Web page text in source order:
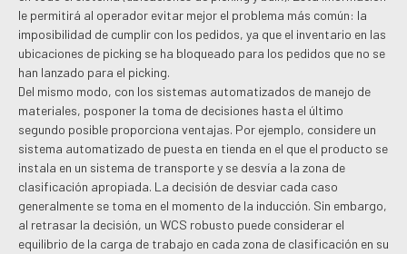
le permitirá al operador evitar mejor el problema más común: la
imposibilidad de cumplir con los pedidos, ya que el inventario en las
ubicaciones de picking se ha bloqueado para los pedidos que no se
han lanzado para el picking.
Del mismo modo, con los sistemas automatizados de manejo de
materiales, posponer la toma de decisiones hasta el último
segundo posible proporciona ventajas. Por ejemplo, considere un
sistema automatizado de puesta en tienda en el que el producto se
instala en un sistema de transporte y se desvía a la zona de
clasificación apropiada. La decisión de desviar cada caso
generalmente se toma en el momento de la inducción. Sin embargo,
al retrasar la decisión, un WCS robusto puede considerar el
equilibrio de la carga de trabajo en cada zona de clasificación en su